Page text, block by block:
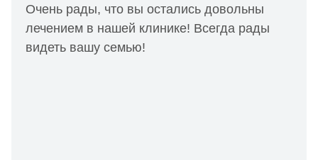
Очень рады, что вы остались довольны
лечением в нашей клинике! Всегда рады
видеть вашу семью!